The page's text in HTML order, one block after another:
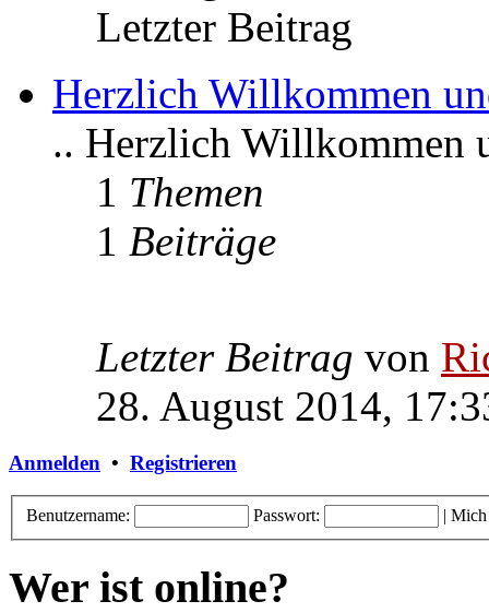
Letzter Beitrag
Herzlich Willkommen
.. Herzlich Willkommen
1 Themen
1 Beiträge
Letzter Beitrag von
28. August 2014,
Anmelden • Registrieren
Benutzername: Passwort: | Mich
Wer ist online?